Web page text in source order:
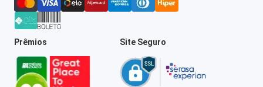
Prêmios Site Seguro